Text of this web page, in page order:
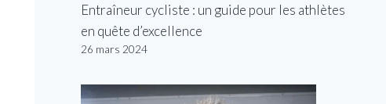
Entraîneur cycliste : un guide pour les athlètes
en quête d’excellence
26 mars 2024